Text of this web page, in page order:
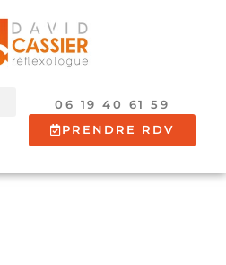
06 19 40 61 59
PRENDRE RDV